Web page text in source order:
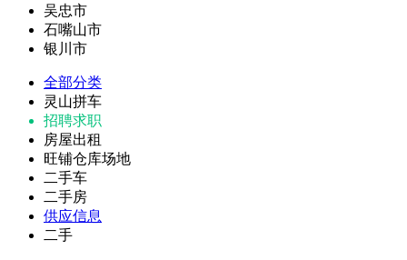
吴忠市
石嘴山市
银川市
全部分类
灵山拼车
招聘求职
房屋出租
旺铺仓库场地
二手车
二手房
供应信息
二手